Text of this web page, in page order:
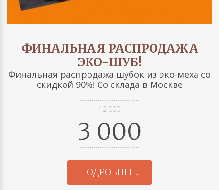
ФИНАЛЬНАЯ РАСПРОДАЖА
ЭКО-ШУБ!
Финальная распродажа шубок из эко-меха со
скидкой 90%! Со склада в Москве
12 000
3 000
ПОДРОБНЕЕ...